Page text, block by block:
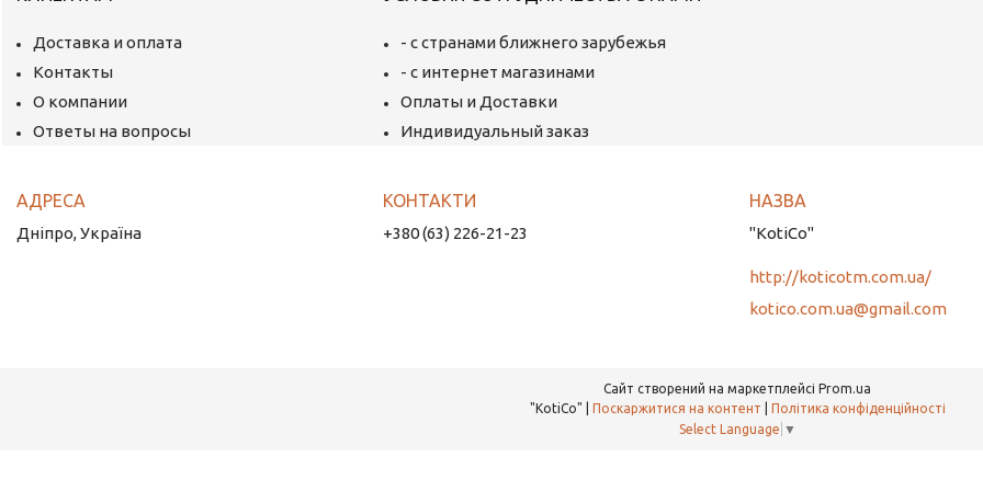
Доставка и оплата
Контакты
О компании
Ответы на вопросы
- с странами ближнего зарубежья
- с интернет магазинами
Оплаты и Доставки
Индивидуальный заказ
Дніпро, Україна +380 (63) 226-21-23 "KotiCo"
http://koticotm.com.ua/
kotico.com.ua@gmail.com
Сайт створений на маркетплейсі Prom.ua
Поскаржитися на контент
Політика конфіденційності
Select Language ▼